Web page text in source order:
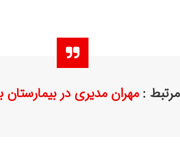
:مهران مدیری در